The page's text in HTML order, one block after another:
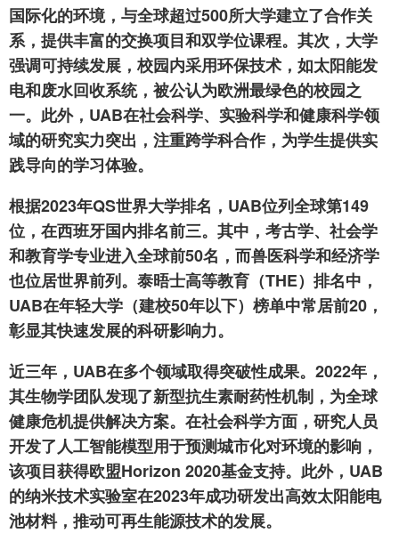
国际化的环境，与全球超过500所大学建立了合作关
系，提供丰富的交换项目和双学位课程。其次，大学
强调可持续发展，校园内采用环保技术，如太阳能发
电和废水回收系统，被公认为欧洲最绿色的校园之
一。此外，UAB在社会科学、实验科学和健康科学领
域的研究实力突出，注重跨学科合作，为学生提供实
践导向的学习体验。
根据2023年QS世界大学排名，UAB位列全球第149
位，在西班牙国内排名前三。其中，考古学、社会学
和教育学专业进入全球前50名，而兽医科学和经济学
也位居世界前列。泰晤士高等教育（THE）排名中，
UAB在年轻大学（建校50年以下）榜单中常居前20，
彰显其快速发展的科研影响力。
近三年，UAB在多个领域取得突破性成果。2022年，
其生物学团队发现了新型抗生素耐药性机制，为全球
健康危机提供解决方案。在社会科学方面，研究人员
开发了人工智能模型用于预测城市化对环境的影响，
该项目获得欧盟Horizon 2020基金支持。此外，UAB
的纳米技术实验室在2023年成功研发出高效太阳能电
池材料，推动可再生能源技术的发展。